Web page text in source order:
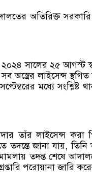
আদালতের অতিরিক্ত
সালের ২৫ আগস্ট
অস্ত্রের লাইসেন্স
মধ্যে সংশ্লিষ্ট
তাঁর লাইসেন্স করা
তদন্তে জানা যায়, তিনি
তদন্ত শেষে
পরোয়ানা জারি